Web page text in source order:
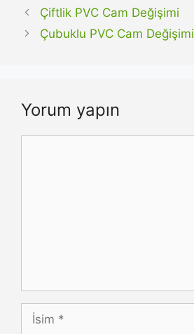
Çiftlik PVC Cam Değişimi
Çubuklu PVC Cam Değişimi
Yorum yapın
İsim